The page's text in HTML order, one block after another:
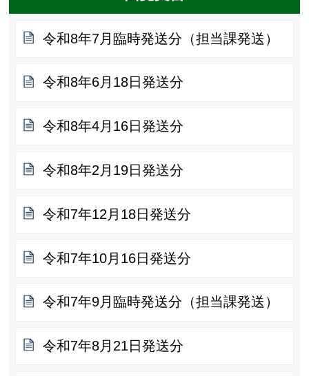
令和8年7月臨時発送分（担当課発送）
令和8年6月18日発送分
令和8年4月16日発送分
令和8年2月19日発送分
令和7年12月18日発送分
令和7年10月16日発送分
令和7年9月臨時発送分（担当課発送）
令和7年8月21日発送分